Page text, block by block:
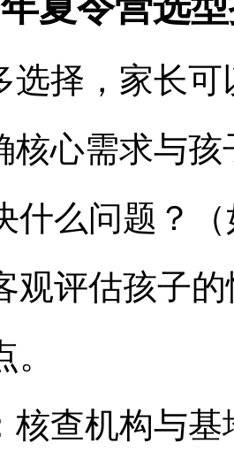
选择，家长
核心需求与
什么问题？
观评估孩子
核查机构与